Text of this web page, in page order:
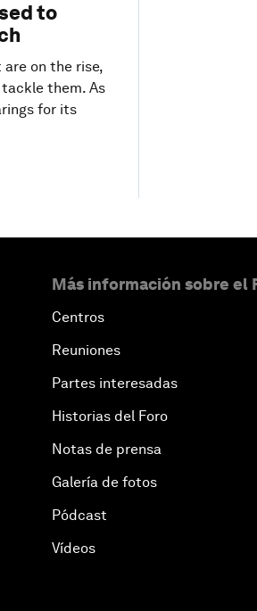
to
on the rise,
them. As
for its
Más información sobre el
Centros
Reuniones
Partes interesadas
Historias del Foro
Notas de prensa
Galería de fotos
Pódcast
Vídeos